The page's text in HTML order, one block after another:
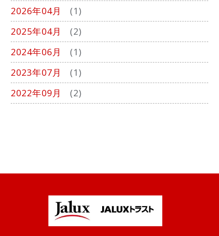
2026年04月
(1)
2025年04月
(2)
2024年06月
(1)
2023年07月
(1)
2022年09月
(2)